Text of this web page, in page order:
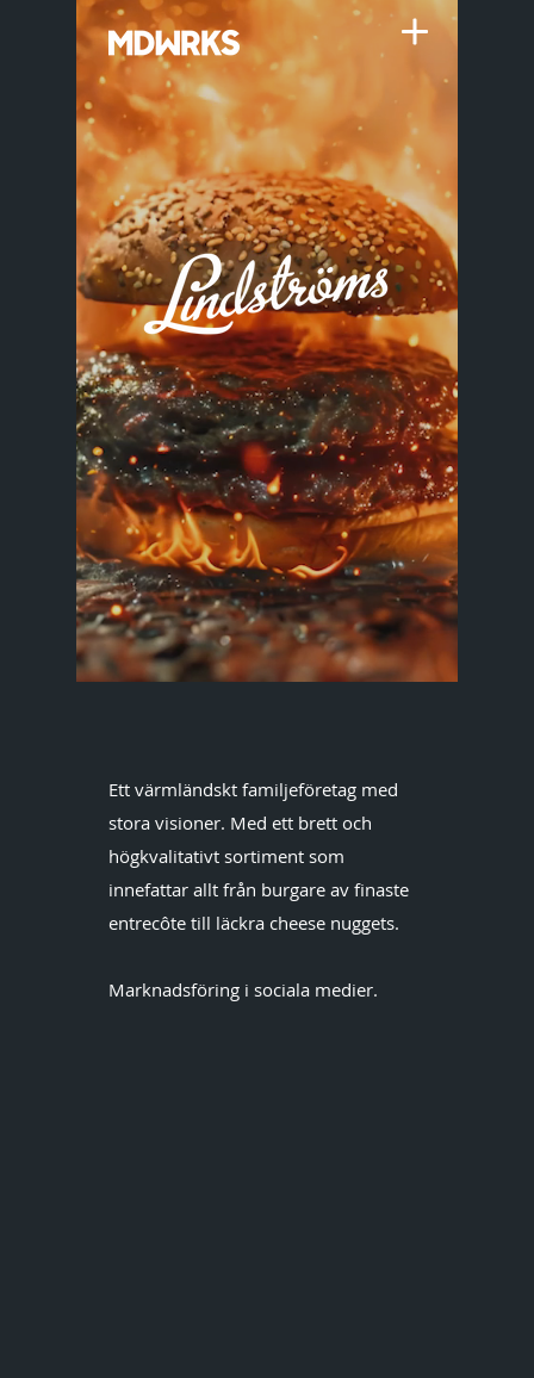
Ett värmländskt familjeföretag med
stora visioner. Med ett brett och
högkvalitativt sortiment som
innefattar allt från burgare av finaste
entrecôte till läckra cheese nuggets.
Marknadsföring i sociala medier.